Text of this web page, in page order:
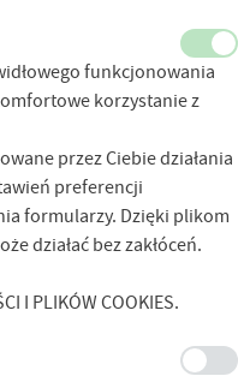
funkcjonowania
korzystanie z
przez Ciebie działania
preferencji
formularzy. Dzięki plikom
działać bez zakłóceń.
I PLIKÓW COOKIES.